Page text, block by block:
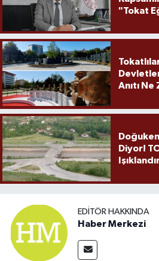
"Tokat
Anıtı Ne
Diyor!
EDITÖR HAKKINDA
Haber Merkezi